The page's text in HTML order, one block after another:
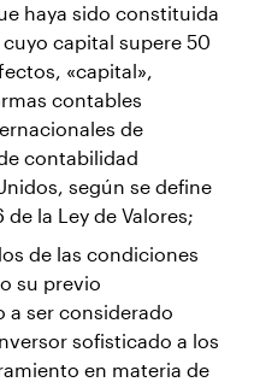
haya sido constituida
capital supere 50
«capital»,
contables
de
contabilidad
según se define
de la Ley de Valores;
de las condiciones
su previo
ser considerado
sofisticado a los
en materia de